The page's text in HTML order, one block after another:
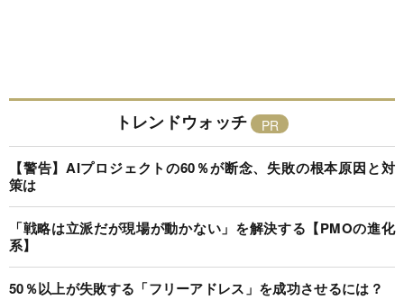
トレンドウォッチ
【警告】AIプロジェクトの60％が断念、失敗の根本原因と対
策は
「戦略は立派だが現場が動かない」を解決する【PMOの進化
系】
50％以上が失敗する「フリーアドレス」を成功させるには？